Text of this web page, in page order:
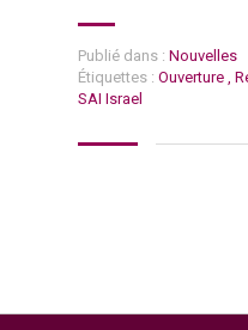
Publié dans : Nouvelles
Étiquettes : Ouverture
SAI Israel